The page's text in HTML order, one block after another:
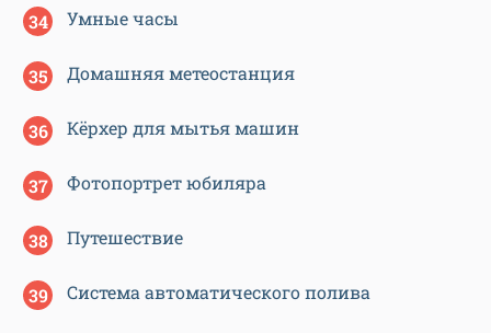
Умные часы
Домашняя метеостанция
Кёрхер для мытья машин
Фотопортрет юбиляра
Путешествие
Система автоматического полива